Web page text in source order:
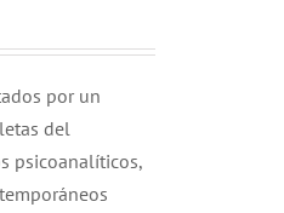
por un
del
psicoanalíticos,